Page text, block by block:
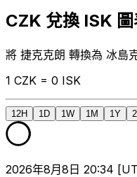
CZK 兌換 ISK
將 捷克克朗 轉換為 冰島
1 CZK = 0 ISK
12H 1D 1W 1M 1Y
2026年8月8日 20:34